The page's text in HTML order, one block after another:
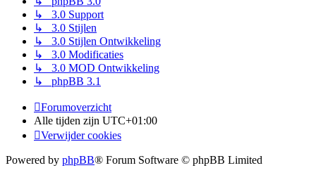
↳ 3.0 Support
↳ 3.0 Stijlen
↳ 3.0 Stijlen Ontwikkeling
↳ 3.0 Modificaties
↳ 3.0 MOD Ontwikkeling
↳ phpBB 3.1
Forumoverzicht
Alle tijden zijn UTC+01:00
Verwijder cookies
Powered by phpBB® Forum Software © phpBB Limited